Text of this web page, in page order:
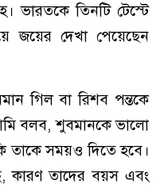
ভারতকে তিনটি টেস্টে
জয়ের দেখা পেয়েছেন
গিল বা রিশব পন্তকে
বলব, শুবমানকে ভালো
তাকে সময়ও দিতে হবে।
কারণ তাদের বয়স এবং